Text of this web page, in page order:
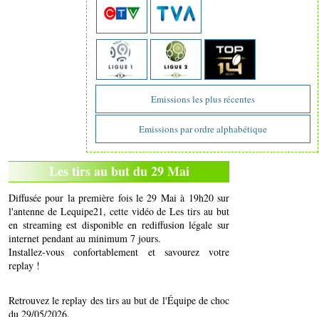
Emissions les plus récentes
Emissions par ordre alphabétique
Les tirs au but du 29 Mai
Diffusée pour la première fois le 29 Mai à 19h20 sur
l'antenne de Lequipe21, cette vidéo de Les tirs au but
en streaming est disponible en rediffusion légale sur
internet pendant au minimum 7 jours.
Installez-vous confortablement et savourez votre
replay !
Retrouvez le replay des tirs au but de l'Équipe de choc
du 29/05/2026.